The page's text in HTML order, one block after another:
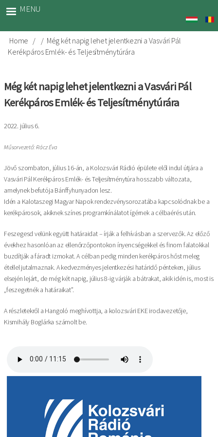
content
MENU
Breadcrumb
Home
Még két napig lehet jelentkezni a Vasvári Pál
Kerékpáros Emlék- és Teljesítménytúrára
Még két napig lehet jelentkezni a Vasvári Pál
Kerékpáros Emlék- és Teljesítménytúrára
2022. július 6.
Műsorvezető: Rácz Éva
Jövő szombaton, július 16-án, a Kolozsvári Rádió épülete elől indul útjára a
Vasvári Pál Kerékpáros Emlék- és Teljesítménytúra hosszabb változata,
amelynek befutója Bánffyhunyadon lesz.
Idén a Kalotaszegi Magyar Napok rendezvénysorozatába kapcsolódnak be a
kerékpárosok, akiknek színes programkínálatot ígérnek a célbaérés után.
Feszegesd velünk együtt határaidat – írják a felhívásban a szervezők. Az előző
évekhez hasonlóan az ellenőrzőpontokon ínyencségekkel és finom falatokkal
buzdítják a fáradt izmokat. A célban pedig minden kerékpáros hőst meleg
étellel jutalmaznak. A kedvezményes jelentkezési határidő pénteken, július
elsején lejárt, de még két napig, július 8-ig várják a bátrakat, akik idén is, most is
„feszegetnék a határaikat”.
A részletekről a Hangoló meghívottja, a kolozsvári EKE irodavezetője,
Kismihály Boglárka számolt be.